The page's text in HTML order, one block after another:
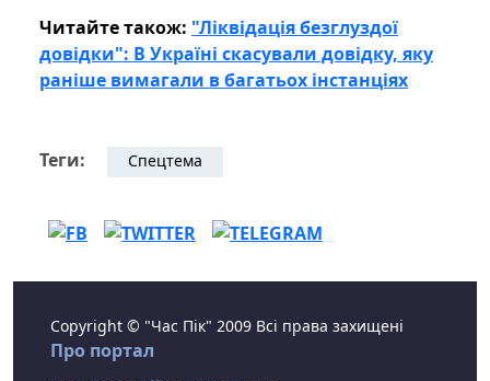
Читайте також: "Ліквідація безглуздої
довідки": В Україні скасували довідку, яку
раніше вимагали в багатьох інстанціях
Теги: Спецтема
Copyright © "Час Пік" 2009 Всі права захищені
Про портал